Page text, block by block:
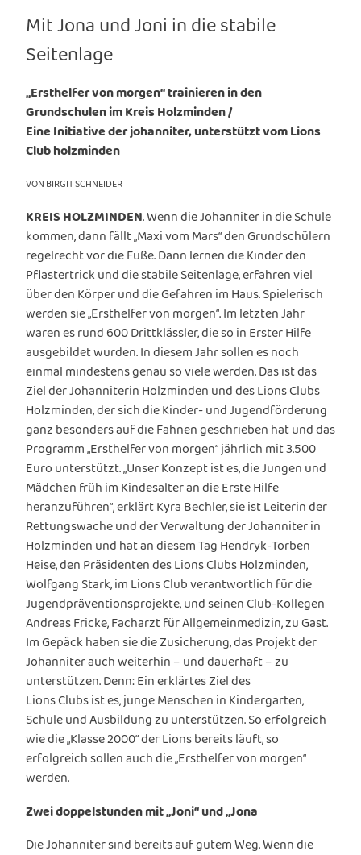
Mit Jona und Joni in die stabile
Seitenlage
„Ersthelfer von morgen“ trainieren in den
Grundschulen im Kreis Holzminden /
Eine Initiative der johanniter, unterstützt vom Lions
Club holzminden
VON BIRGIT SCHNEIDER
KREIS HOLZMINDEN. Wenn die Johanniter in die Schule
kommen, dann fällt „Maxi vom Mars“ den Grundschülern
regelrecht vor die Füße. Dann lernen die Kinder den
Pflastertrick und die stabile Seitenlage, erfahren viel
über den Körper und die Gefahren im Haus. Spielerisch
werden sie „Ersthelfer von morgen“. Im letzten Jahr
waren es rund 600 Drittklässler, die so in Erster Hilfe
ausgebildet wurden. In diesem Jahr sollen es noch
einmal mindestens genau so viele werden. Das ist das
Ziel der Johanniterin Holzminden und des Lions Clubs
Holzminden, der sich die Kinder- und Jugendförderung
ganz besonders auf die Fahnen geschrieben hat und das
Programm „Ersthelfer von morgen“ jährlich mit 3.500
Euro unterstützt. „Unser Konzept ist es, die Jungen und
Mädchen früh im Kindesalter an die Erste Hilfe
heranzuführen“, erklärt Kyra Bechler, sie ist Leiterin der
Rettungswache und der Verwaltung der Johanniter in
Holzminden und hat an diesem Tag Hendryk-Torben
Heise, den Präsidenten des Lions Clubs Holzminden,
Wolfgang Stark, im Lions Club verantwortlich für die
Jugendpräventionsprojekte, und seinen Club-Kollegen
Andreas Fricke, Facharzt für Allgemeinmedizin, zu Gast.
Im Gepäck haben sie die Zusicherung, das Projekt der
Johanniter auch weiterhin – und dauerhaft – zu
unterstützen. Denn: Ein erklärtes Ziel des
Lions Clubs ist es, junge Menschen in Kindergarten,
Schule und Ausbildung zu unterstützen. So erfolgreich
wie die „Klasse 2000“ der Lions bereits läuft, so
erfolgreich sollen auch die „Ersthelfer von morgen“
werden.
Zwei doppelstunden mit „Joni“ und „Jona
Die Johanniter sind bereits auf gutem Weg. Wenn die